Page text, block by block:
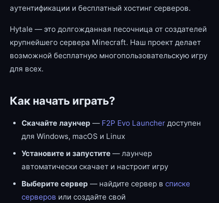
аутентификации и бесплатный хостинг серверов.
Hytale — это долгожданная песочница от создателей
крупнейшего сервера Minecraft. Наш проект делает
возможной бесплатную многопользовательскую игру
для всех.
Как начать играть?
Скачайте лаунчер — F2P Evo Launcher доступен
для Windows, macOS и Linux
Установите и запустите — лаунчер
автоматически скачает и настроит игру
Выберите сервер — найдите сервер в списке
серверов или создайте свой